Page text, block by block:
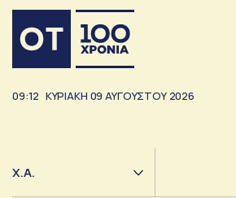
09:12 ΚΥΡΙΑΚΗ 09 ΑΥΓΟΥΣΤΟΥ 2026
Χ.Α.